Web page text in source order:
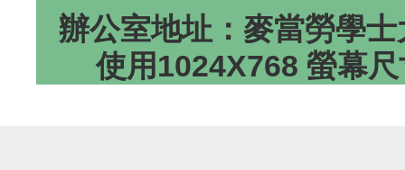
辦公室地址：麥當勞學
使用1024X768 螢幕